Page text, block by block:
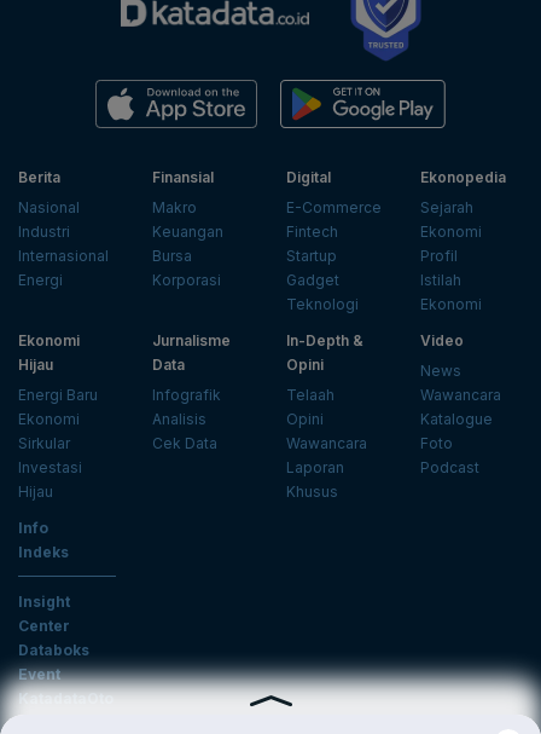
Berita
Nasional
Industri
Internasional
Energi
Finansial
Makro
Keuangan
Bursa
Korporasi
Digital
E-Commerce
Fintech
Startup
Gadget
Teknologi
Ekonopedia
Sejarah
Ekonomi
Profil
Istilah
Ekonomi
Ekonomi
Hijau
Energi Baru
Ekonomi
Sirkular
Investasi
Hijau
Jurnalisme
Data
Infografik
Analisis
Cek Data
In-Depth &
Opini
Telaah
Opini
Wawancara
Laporan
Khusus
Video
News
Wawancara
Katalogue
Foto
Podcast
Info
Indeks
Insight
Center
Databoks
Event
KatadataOto